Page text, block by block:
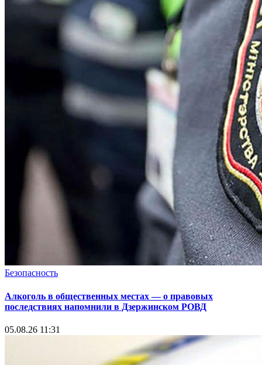
Безопасность
Алкоголь в общественных местах — о правовых
последствиях напомнили в Дзержинском РОВД
05.08.26 11:31